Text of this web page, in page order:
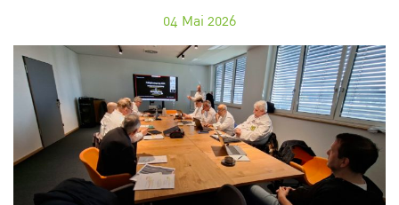
04 Mai 2026